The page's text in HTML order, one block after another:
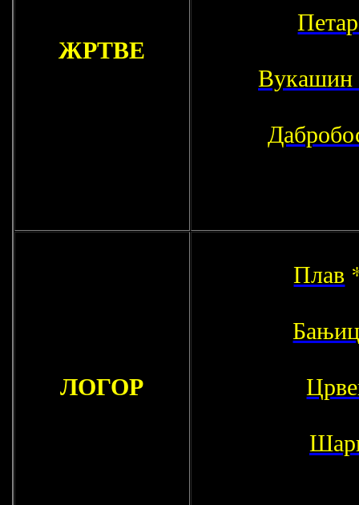
ЖРТВЕ
Вукашин
ЛОГОР
Плав